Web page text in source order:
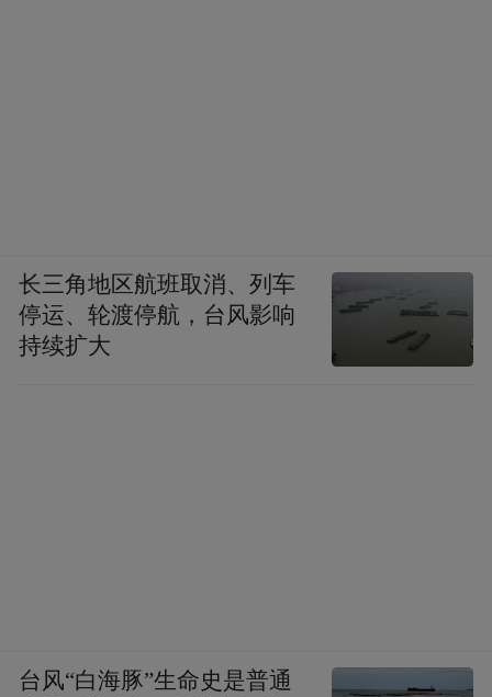
长三角地区航班取消、列车
停运、轮渡停航，台风影响
持续扩大
台风“白海豚”生命史是普通